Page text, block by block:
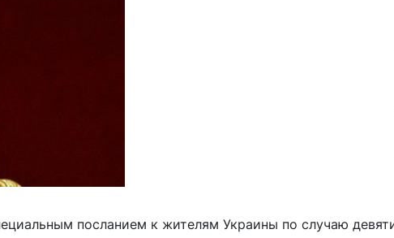
посланием к жителям Украины по случаю